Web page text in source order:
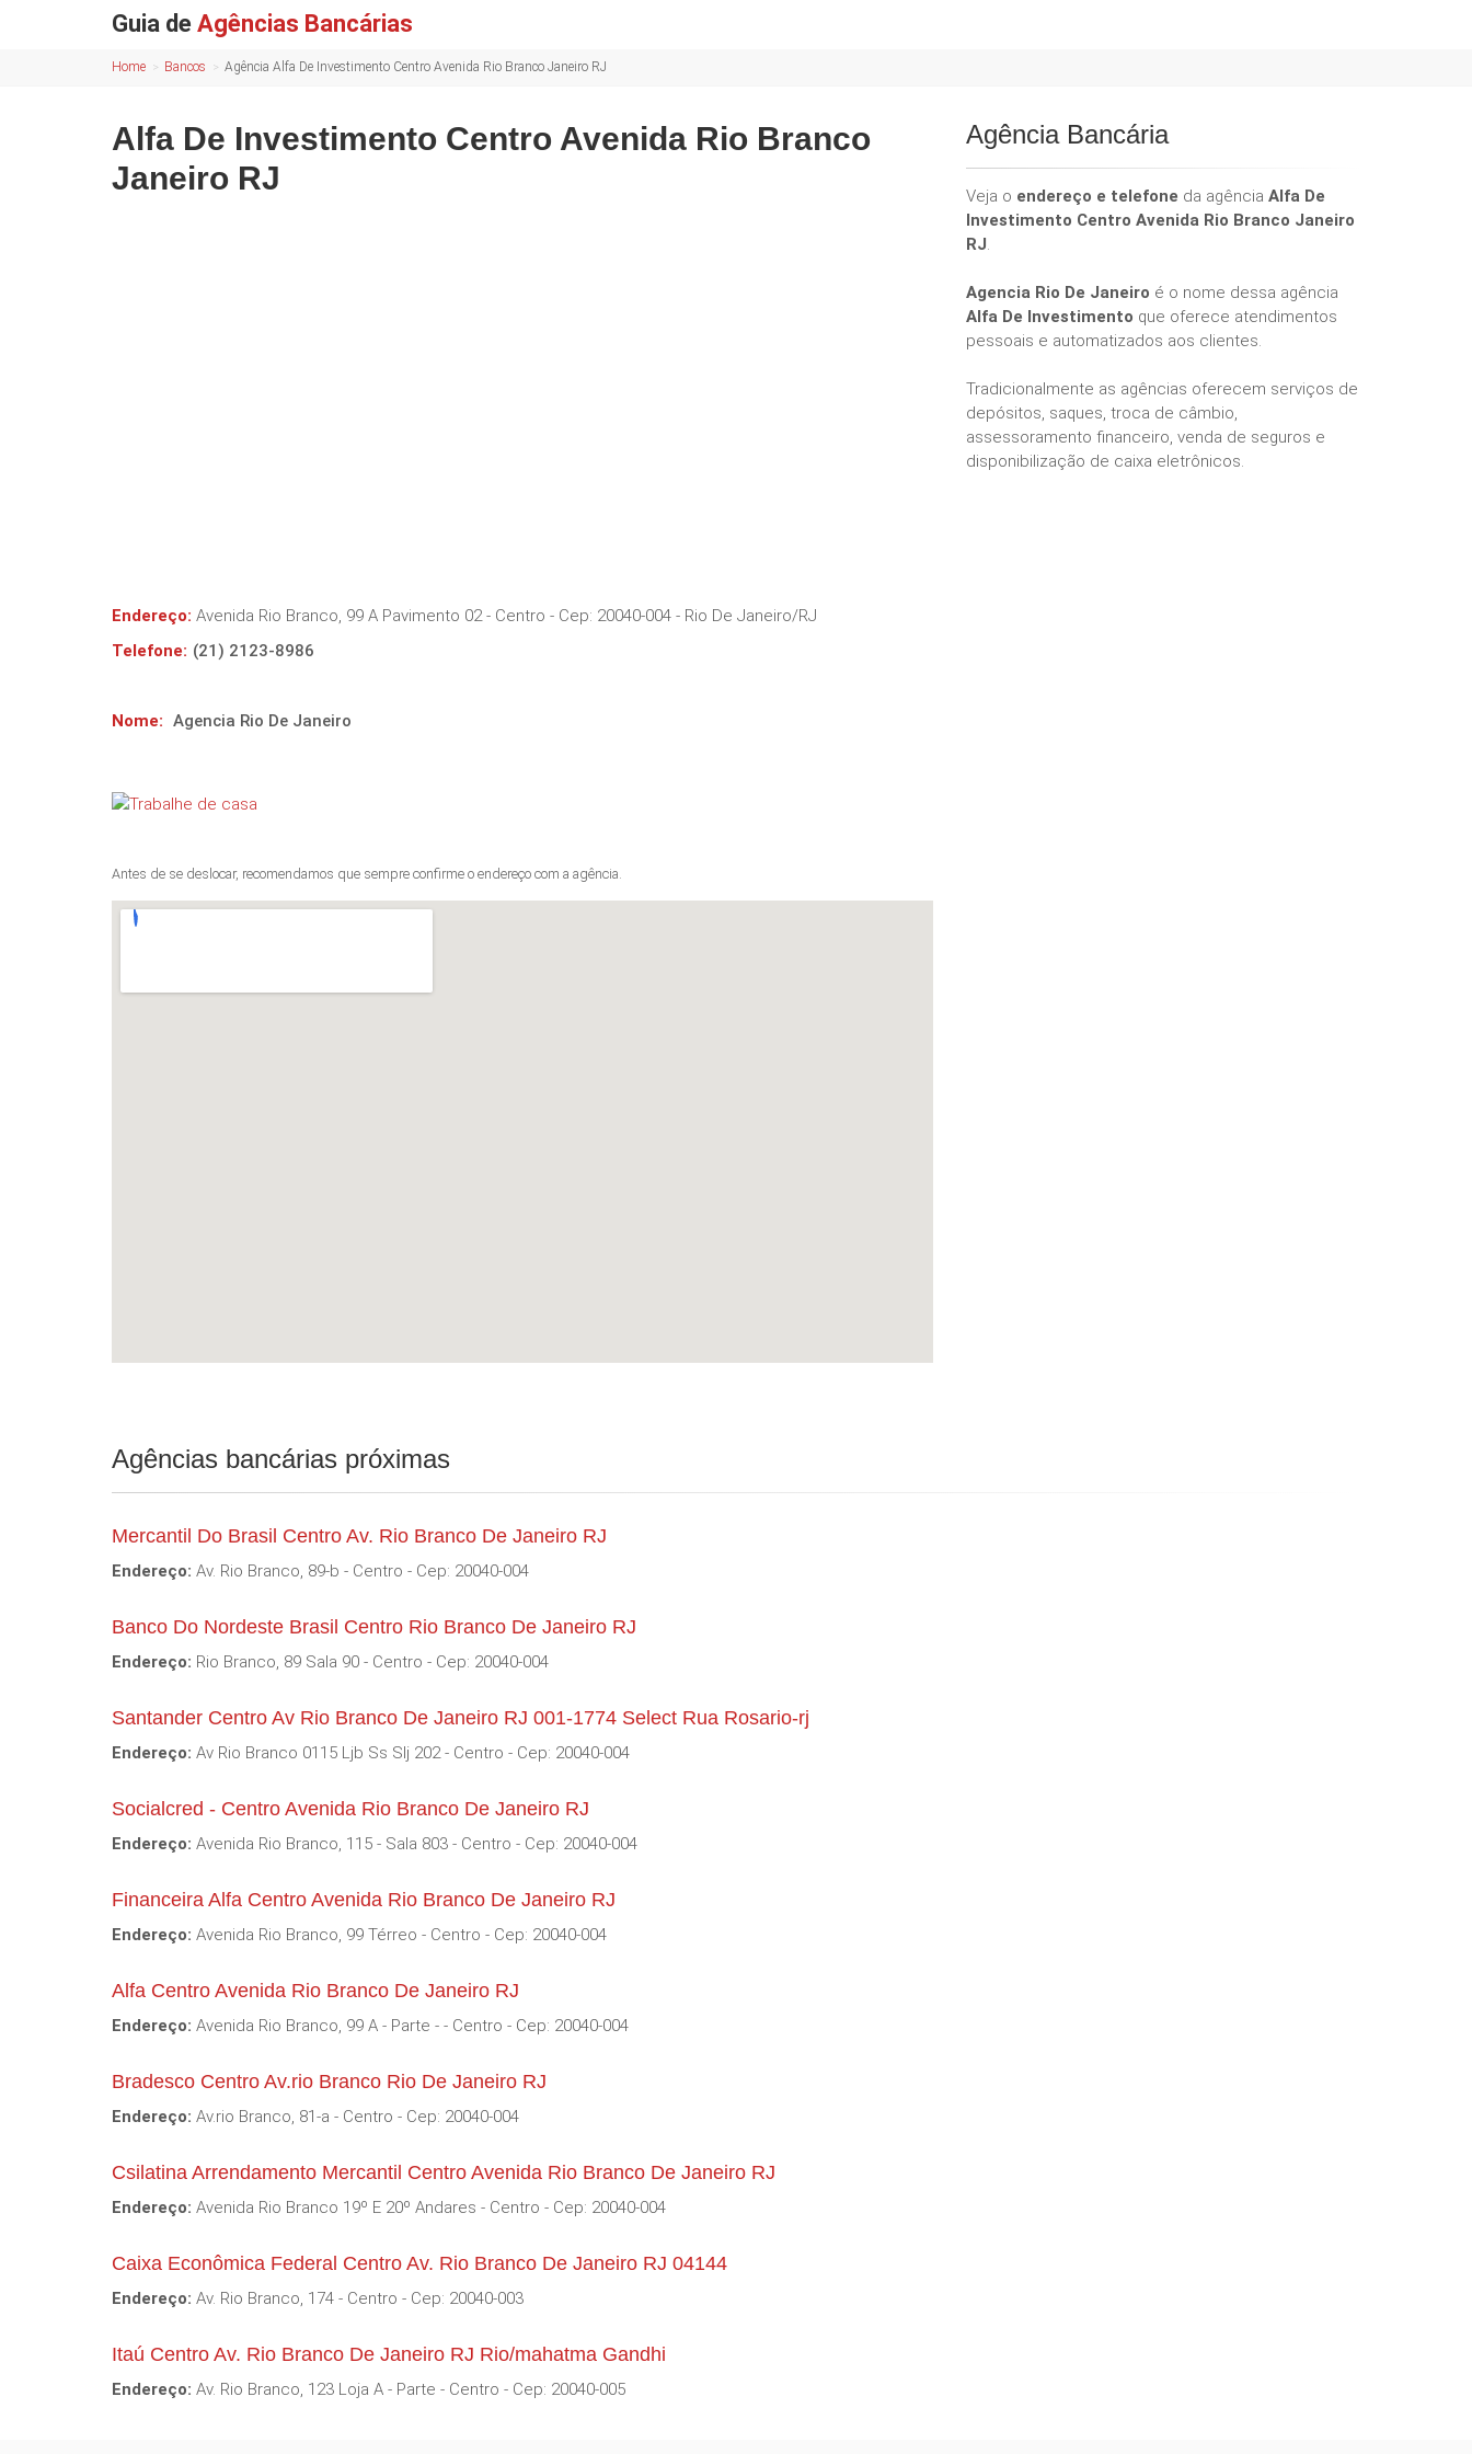
Guia de Agências Bancárias
Home Bancos Agência Alfa De Investimento Centro Avenida Rio Branco Janeiro RJ
Alfa De Investimento Centro Avenida Rio Branco
Janeiro RJ
Endereço: Avenida Rio Branco, 99 A Pavimento 02 - Centro - Cep: 20040-004 - Rio De Janeiro/RJ
Telefone: (21) 2123-8986
Nome: Agencia Rio De Janeiro
Antes de se deslocar, recomendamos que sempre confirme o endereço com a agência.
Agência Bancária
Veja o endereço e telefone da agência Alfa De
Investimento Centro Avenida Rio Branco Janeiro
RJ.
Agencia Rio De Janeiro é o nome dessa agência
Alfa De Investimento que oferece atendimentos
pessoais e automatizados aos clientes.
Tradicionalmente as agências oferecem serviços de
depósitos, saques, troca de câmbio,
assessoramento financeiro, venda de seguros e
disponibilização de caixa eletrônicos.
Agências bancárias próximas
Mercantil Do Brasil Centro Av. Rio Branco De Janeiro RJ
Endereço: Av. Rio Branco, 89-b - Centro - Cep: 20040-004
Banco Do Nordeste Brasil Centro Rio Branco De Janeiro RJ
Endereço: Rio Branco, 89 Sala 90 - Centro - Cep: 20040-004
Santander Centro Av Rio Branco De Janeiro RJ 001-1774 Select Rua Rosario-rj
Endereço: Av Rio Branco 0115 Ljb Ss Slj 202 - Centro - Cep: 20040-004
Socialcred - Centro Avenida Rio Branco De Janeiro RJ
Endereço: Avenida Rio Branco, 115 - Sala 803 - Centro - Cep: 20040-004
Financeira Alfa Centro Avenida Rio Branco De Janeiro RJ
Endereço: Avenida Rio Branco, 99 Térreo - Centro - Cep: 20040-004
Alfa Centro Avenida Rio Branco De Janeiro RJ
Endereço: Avenida Rio Branco, 99 A - Parte - - Centro - Cep: 20040-004
Bradesco Centro Av.rio Branco Rio De Janeiro RJ
Endereço: Av.rio Branco, 81-a - Centro - Cep: 20040-004
Csilatina Arrendamento Mercantil Centro Avenida Rio Branco De Janeiro RJ
Endereço: Avenida Rio Branco 19º E 20º Andares - Centro - Cep: 20040-004
Caixa Econômica Federal Centro Av. Rio Branco De Janeiro RJ 04144
Endereço: Av. Rio Branco, 174 - Centro - Cep: 20040-003
Itaú Centro Av. Rio Branco De Janeiro RJ Rio/mahatma Gandhi
Endereço: Av. Rio Branco, 123 Loja A - Parte - Centro - Cep: 20040-005